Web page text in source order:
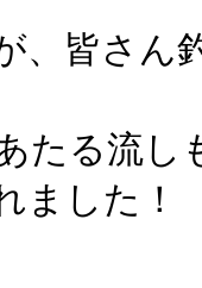
、皆さん
たる流し
ました！